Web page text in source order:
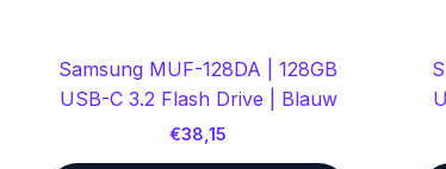
Samsung MUF-128DA | 128GB
USB-C 3.2 Flash Drive | Blauw
€38,15